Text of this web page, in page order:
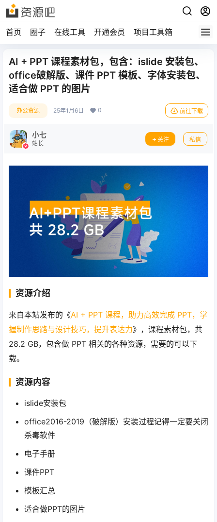
首页 圈子 在线工具 开通会员 项目工具箱
AI + PPT 课程素材包，包含：islide 安装包、
office破解版、课件 PPT 模板、字体安装包、
适合做 PPT 的图片
办公资源 25年1月6日 0 前往下载
小七
站长
关注 私信
资源介绍
来自本站发布的《AI + PPT 课程，助力高效完成 PPT，掌
握制作思路与设计技巧，提升表达力》，课程素材包，共
28.2 GB，包含做 PPT 相关的各种资源，需要的可以下
载。
资源内容
islide安装包
office2016-2019（破解版）安装过程记得一定要关闭
杀毒软件
电子手册
课件PPT
模板汇总
适合做PPT的图片